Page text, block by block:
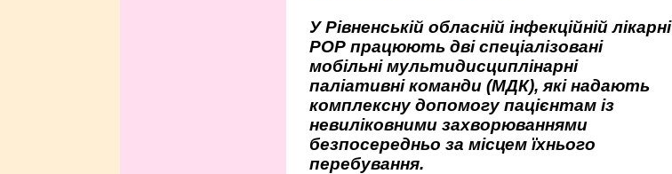
У Рівненській обласній інфекційній лікарні
РОР працюють дві спеціалізовані
мобільні мультидисциплінарні
паліативні команди (МДК), які надають
комплексну допомогу пацієнтам із
невиліковними захворюваннями
безпосередньо за місцем їхнього
перебування.